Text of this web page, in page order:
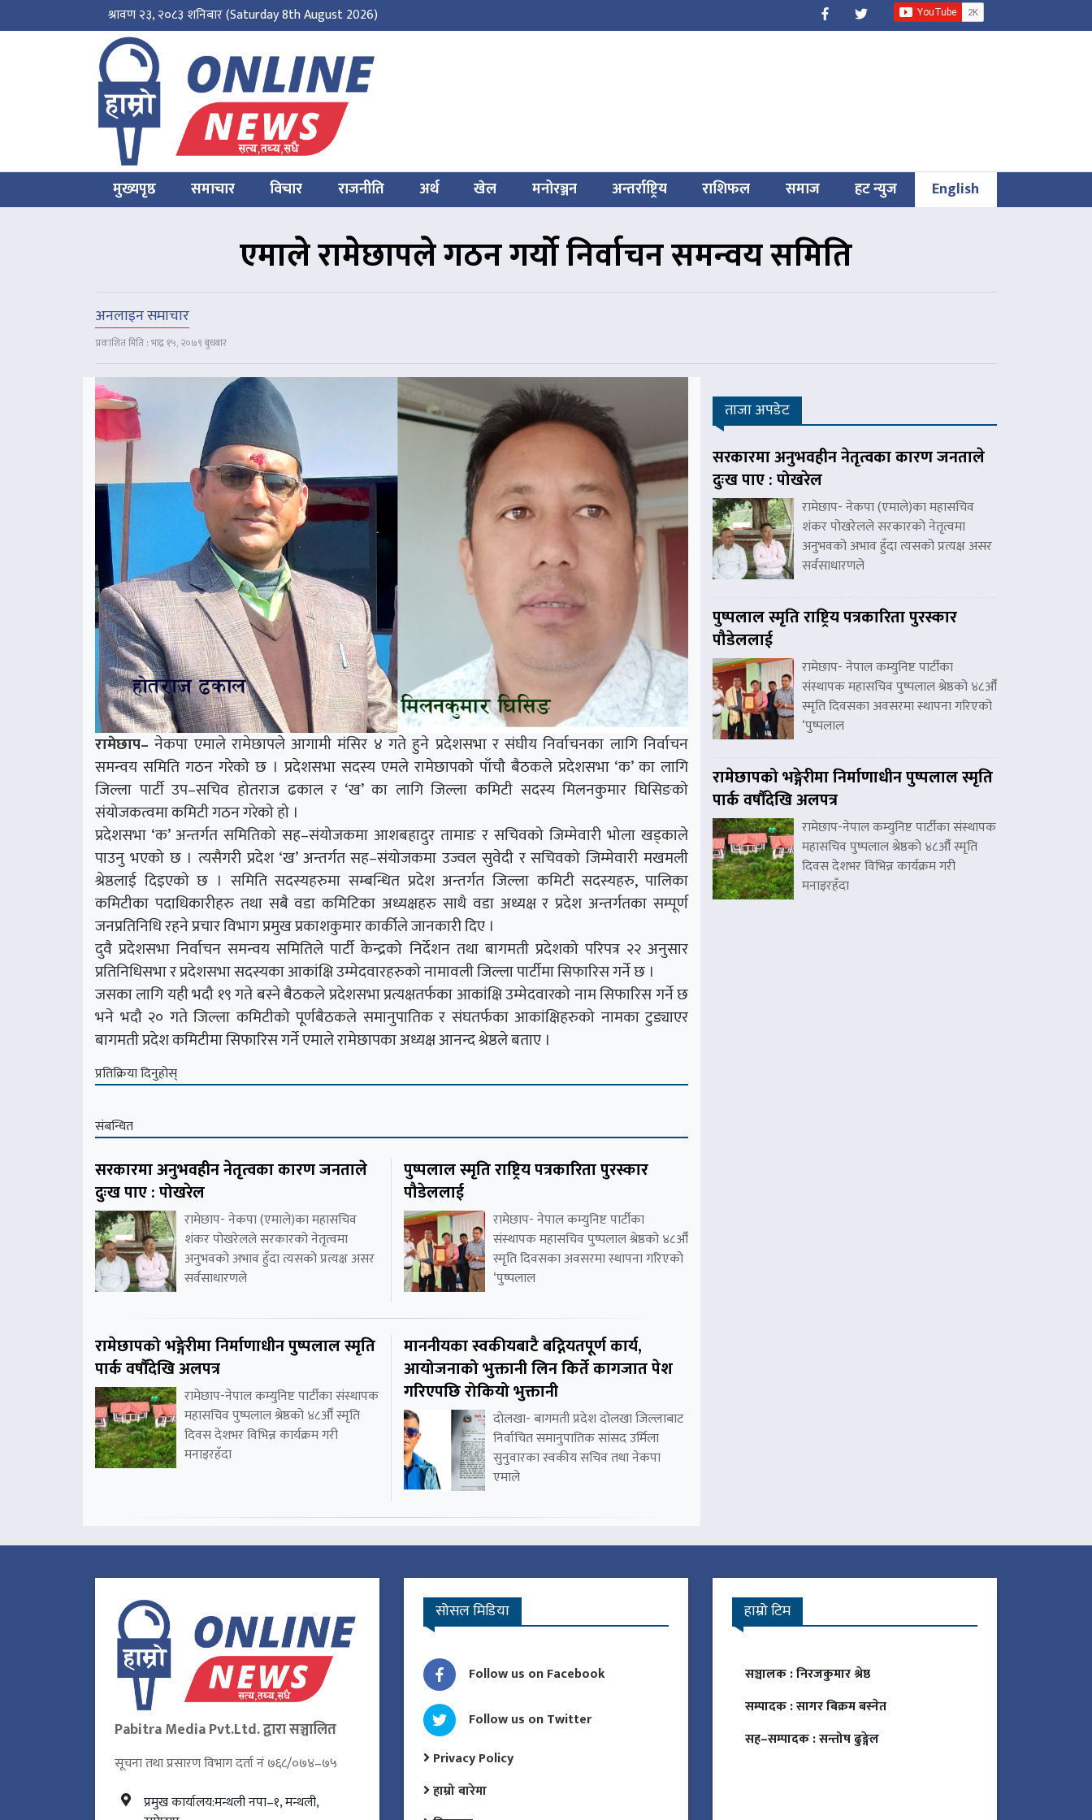
श्रावण २३, २०८३ शनिबार(Saturday 8th August 2026)
मुख्यपृष्ठ समाचार विचार राजनीति अर्थ खेल मनोरञ्जन अन्तर्राष्ट्रिय राशिफल समाज हट न्युज English
एमाले रामेछापले गठन गर्यो निर्वाचन समन्वय समिति
अनलाइन समाचार
प्रकाशित मिति : भाद्र १५, २०७९ बुधबार
रामेछाप– नेकपा एमाले रामेछापले आगामी मंसिर ४ गते हुने प्रदेशसभा र संघीय निर्वाचनका लागि निर्वाचन
समन्वय समिति गठन गरेको छ । प्रदेशसभा सदस्य एमले रामेछापको पाँचौ बैठकले प्रदेशसभा ‘क’ का लागि
जिल्ला पार्टी उप–सचिव होतराज ढकाल र ‘ख’ का लागि जिल्ला कमिटी सदस्य मिलनकुमार घिसिङको
संयोजकत्वमा कमिटी गठन गरेको हो ।
प्रदेशसभा ‘क’ अन्तर्गत समितिको सह–संयोजकमा आशबहादुर तामाङ र सचिवको जिम्मेवारी भोला खड्काले
पाउनु भएको छ । त्यसैगरी प्रदेश ‘ख’ अन्तर्गत सह–संयोजकमा उज्वल सुवेदी र सचिवको जिम्मेवारी मखमली
श्रेष्ठलाई दिइएको छ । समिति सदस्यहरुमा सम्बन्धित प्रदेश अन्तर्गत जिल्ला कमिटी सदस्यहरु, पालिका
कमिटीका पदाधिकारीहरु तथा सबै वडा कमिटिका अध्यक्षहरु साथै वडा अध्यक्ष र प्रदेश अन्तर्गतका सम्पूर्ण
जनप्रतिनिधि रहने प्रचार विभाग प्रमुख प्रकाशकुमार कार्कीले जानकारी दिए ।
दुवै प्रदेशसभा निर्वाचन समन्वय समितिले पार्टी केन्द्रको निर्देशन तथा बागमती प्रदेशको परिपत्र २२ अनुसार
प्रतिनिधिसभा र प्रदेशसभा सदस्यका आकांक्षि उम्मेदवारहरुको नामावली जिल्ला पार्टीमा सिफारिस गर्ने छ ।
जसका लागि यही भदौ १९ गते बस्ने बैठकले प्रदेशसभा प्रत्यक्षतर्फका आकांक्षि उम्मेदवारको नाम सिफारिस गर्ने छ
भने भदौ २० गते जिल्ला कमिटीको पूर्णबैठकले समानुपातिक र संघतर्फका आकांक्षिहरुको नामका टुङ्याएर
बागमती प्रदेश कमिटीमा सिफारिस गर्ने एमाले रामेछापका अध्यक्ष आनन्द श्रेष्ठले बताए ।
प्रतिक्रिया दिनुहोस्
संबन्धित
सरकारमा अनुभवहीन नेतृत्वका कारण जनताले
दुःख पाए : पोखरेल
रामेछाप- नेकपा (एमाले)का महासचिव
शंकर पोखरेलले सरकारको नेतृत्वमा
अनुभवको अभाव हुँदा त्यसको प्रत्यक्ष असर
सर्वसाधारणले
पुष्पलाल स्मृति राष्ट्रिय पत्रकारिता पुरस्कार
पौडेललाई
रामेछाप- नेपाल कम्युनिष्ट पार्टीका
संस्थापक महासचिव पुष्पलाल श्रेष्ठको ४८औँ
स्मृति दिवसका अवसरमा स्थापना गरिएको
‘पुष्पलाल
रामेछापको भङ्गेरीमा निर्माणाधीन पुष्पलाल स्मृति
पार्क वर्षौंदेखि अलपत्र
रामेछाप-नेपाल कम्युनिष्ट पार्टीका संस्थापक
महासचिव पुष्पलाल श्रेष्ठको ४८औँ स्मृति
दिवस देशभर विभिन्न कार्यक्रम गरी
मनाइरहँदा
माननीयका स्वकीयबाटै बद्नियतपूर्ण कार्य,
आयोजनाको भुक्तानी लिन किर्ते कागजात पेश
गरिएपछि रोकियो भुक्तानी
दोलखा- बागमती प्रदेश दोलखा जिल्लाबाट
निर्वाचित समानुपातिक सांसद उर्मिला
सुनुवारका स्वकीय सचिव तथा नेकपा
एमाले
ताजा अपडेट
सरकारमा अनुभवहीन नेतृत्वका कारण जनताले
दुःख पाए : पोखरेल
रामेछाप- नेकपा (एमाले)का महासचिव
शंकर पोखरेलले सरकारको नेतृत्वमा
अनुभवको अभाव हुँदा त्यसको प्रत्यक्ष असर
सर्वसाधारणले
पुष्पलाल स्मृति राष्ट्रिय पत्रकारिता पुरस्कार
पौडेललाई
रामेछाप- नेपाल कम्युनिष्ट पार्टीका
संस्थापक महासचिव पुष्पलाल श्रेष्ठको ४८औँ
स्मृति दिवसका अवसरमा स्थापना गरिएको
‘पुष्पलाल
रामेछापको भङ्गेरीमा निर्माणाधीन पुष्पलाल स्मृति
पार्क वर्षौंदेखि अलपत्र
रामेछाप-नेपाल कम्युनिष्ट पार्टीका संस्थापक
महासचिव पुष्पलाल श्रेष्ठको ४८औँ स्मृति
दिवस देशभर विभिन्न कार्यक्रम गरी
मनाइरहँदा
Pabitra Media Pvt.Ltd. द्वारा सञ्चालित
सूचना तथा प्रसारण विभाग दर्ता नं ७६८/०७४–७५
प्रमुख कार्यालय:मन्थली नपा–१, मन्थली,
सोसल मिडिया
Follow us on Facebook
Follow us on Twitter
Privacy Policy
हाम्रो बारेमा
हाम्रो टिम
सञ्चालक :निरजकुमार श्रेष्ठ
सम्पादक :सागर बिक्रम बस्नेत
सह–सम्पादक :सन्तोष ढुङ्गेल